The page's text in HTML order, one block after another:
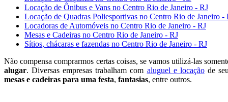
Locação de Ônibus e Vans no Centro Rio de Janeiro - RJ
Locação de Quadras Poliesportivas no Centro Rio de Janeiro -
Locadoras de Automóveis no Centro Rio de Janeiro - RJ
Mesas e Cadeiras no Centro Rio de Janeiro - RJ
Sítios, chácaras e fazendas no Centro Rio de Janeiro - RJ
Não compensa comprarmos certas coisas, se vamos utilizá-las
alugar. Diversas empresas trabalham com aluguel e locaçãode
mesas e cadeiras para uma festa, fantasias, entre outros.